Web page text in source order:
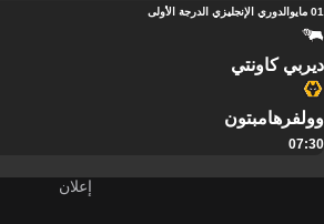
01 مايو الدوري الإنجليزي الدرجة الأولى
ديربي كاونتي
وولفرهامبتون
07:30